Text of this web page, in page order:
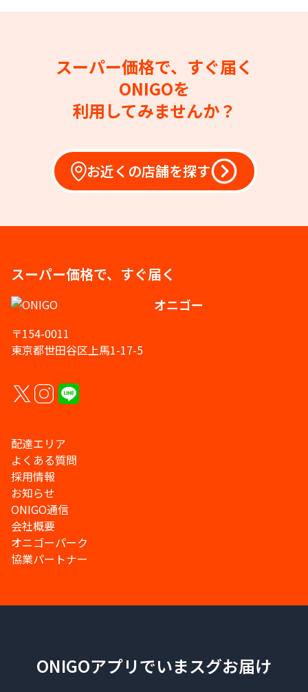
スーパー価格で、すぐ届く
ONIGOを
利用してみませんか？
お近くの店舗を探す
スーパー価格で、すぐ届く
オニゴー
〒154-0011
東京都世田谷区上馬1-17-5
配達エリア
よくある質問
採用情報
お知らせ
ONIGO通信
会社概要
オニゴーパーク
協業パートナー
ONIGOアプリでいまスグお届け